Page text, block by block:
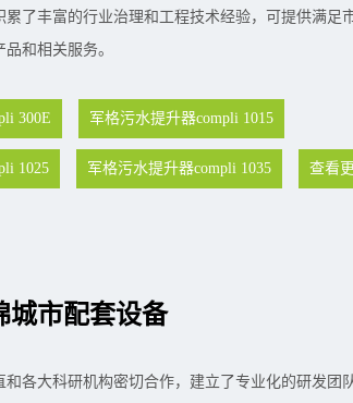
累了丰富的行业治理和工程技术经验，可提供满足
和相关服务。
300E 军格污水提升器compli 1015
1025 军格污水提升器compli 1035 查看
城市配套设备
和各大科研机构密切合作，建立了专业化的研发团